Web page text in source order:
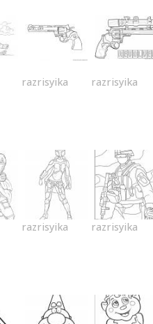
razrisyika razrisyika
razrisyika razrisyika